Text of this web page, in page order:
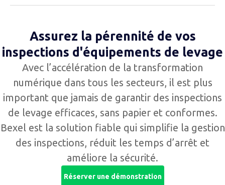
Assurez la pérennité de vos
inspections d'équipements de levage
Avec l’accélération de la transformation
numérique dans tous les secteurs, il est plus
important que jamais de garantir des inspections
de levage efficaces, sans papier et conformes.
Bexel est la solution fiable qui simplifie la gestion
des inspections, réduit les temps d’arrêt et
améliore la sécurité.
Réserver une démonstration